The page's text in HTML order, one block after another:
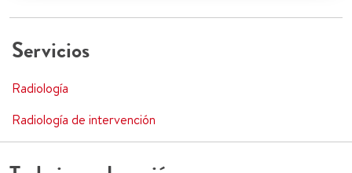
Servicios
Radiología
Radiología de intervención